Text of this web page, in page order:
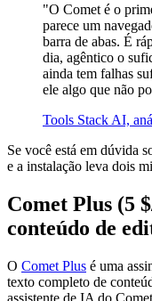
"O Comet é o
parece um
barra de abas. É
dia, agêntico o
ainda tem falhas
ele algo que não
Tools Stack AI,
Se você está em dúvida
e a instalação leva dois
Comet Plus (5
conteúdo de
O Comet Plus é uma
texto completo de
assistente de IA do